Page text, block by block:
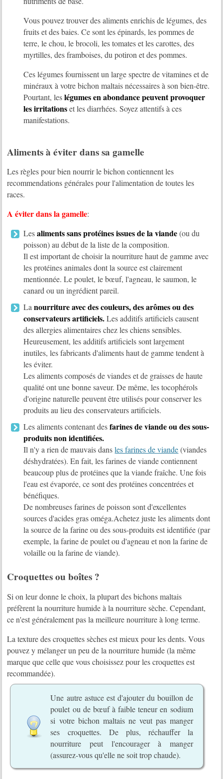
Vous pouvez trouver des aliments enrichis de légumes, des
fruits et des baies. Ce sont les épinards, les pommes de
terre, le chou, le brocoli, les tomates et les carottes, des
myrtilles, des framboises, du potiron et des pommes.
Ces légumes fournissent un large spectre de vitamines et de
minéraux à votre bichon maltais nécessaires à son bien-être.
Pourtant, leslégumes en abondance peuvent provoquer
les irritations et les diarrhées. Soyez attentifs à ces
manifestations.
Aliments à éviter dans sa gamelle
Les règles pour bien nourrir le bichon contiennent les
recommendations générales pour l'alimentation de toutes les
races.
A éviter dans la gamelle:
Lesaliments sans protéines issues de la viande(ou du
poisson) au début de la liste de la composition.
Il est important de choisir la nourriture haut de gamme avec
les protéines animales dont la source est clairement
mentionnée. Le poulet, le bœuf, l'agneau, le saumon, le
canard ou un ingrédient pareil.
Lanourriture avec des couleurs, des arômes ou des
conservateurs artificiels.Les additifs artificiels causent
des allergies alimentaires chez les chiens sensibles.
Heureusement, les additifs artificiels sont largement
inutiles, les fabricants d'aliments haut de gamme tendent à
les éviter.
Les aliments composés de viandes et de graisses de haute
qualité ont une bonne saveur. De même, les tocophérols
d'origine naturelle peuvent être utilisés pour conserver les
produits au lieu des conservateurs artificiels.
Les aliments contenant desfarines de viande ou des sous-
produits non identifiées.
Il n'y a rien de mauvais dansles farines de viande(viandes
déshydratées). En fait, les farines de viande contiennent
beaucoup plus de protéines que la viande fraîche. Une fois
l'eau est évaporée, ce sont des protéines concentrées et
bénéfiques.
De nombreuses farines de poisson sont d'excellentes
sources d'acides gras oméga.Achetez juste les aliments dont
la source de la farine ou des sous-produits est identifiée (par
exemple, la farine de poulet ou d'agneau et non la farine de
volaille ou la farine de viande).
Croquettes ou boîtes ?
Si on leur donne le choix, la plupart des bichons maltais
préfèrent la nourriture humide à la nourriture sèche. Cependant,
ce n'est généralement pas la meilleure nourriture à long terme.
La texture des croquettes sèches est mieux pour les dents. Vous
pouvez y mélanger un peu de la nourriture humide (la même
marque que celle que vous choisissez pour les croquettes est
recommandée).
Une autre astuce est d'ajouter du bouillon de
poulet ou de bœuf à faible teneur en sodium
si votre bichon maltais ne veut pas manger
ses croquettes. De plus, réchauffer la
nourriture peut l'encourager à manger
(assurez-vous qu'elle ne soit trop chaude).